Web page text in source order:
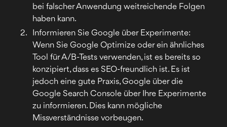
bei falscher Anwendung weitreichende Folgen
haben kann.
Informieren Sie Google über Experimente:
Wenn Sie Google Optimize oder ein ähnliches
Tool für A/B-Tests verwenden, ist es bereits so
konzipiert, dass es SEO-freundlich ist. Es ist
jedoch eine gute Praxis, Google über die
Google Search Console über Ihre Experimente
zu informieren. Dies kann mögliche
Missverständnisse vorbeugen.